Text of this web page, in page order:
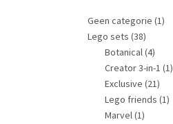
Geen categorie (1)
Lego sets (38)
Botanical(4)
Creator 3-in-1 (1)
Exclusive (21)
Lego friends (1)
Marvel(1)